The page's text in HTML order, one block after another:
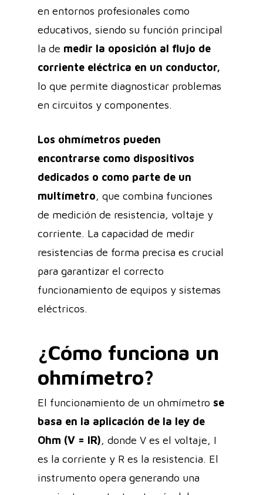
en entornos profesionales como
educativos, siendo su función principal
la de medir la oposición al flujo de
corriente eléctrica en un conductor,
lo que permite diagnosticar problemas
en circuitos y componentes.
Los ohmímetros pueden
encontrarse como dispositivos
dedicados o como parte de un
multímetro, que combina funciones
de medición de resistencia, voltaje y
corriente. La capacidad de medir
resistencias de forma precisa es crucial
para garantizar el correcto
funcionamiento de equipos y sistemas
eléctricos.
¿Cómo funciona un
ohmímetro?
El funcionamiento de un ohmímetro se
basa en la aplicación de la ley de
Ohm (V = IR), donde V es el voltaje, I
es la corriente y R es la resistencia. El
instrumento opera generando una